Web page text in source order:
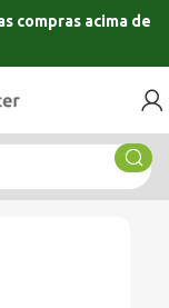
compras acima de